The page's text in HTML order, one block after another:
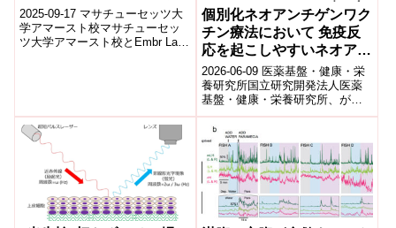
ほてりを確実に予測可能に
(Hot Flashes Can Be
Reliably Predicted by an
2025-09-17 マサチューセッツ大
学アマースト校マサチューセッ
ツ大学アマースト校とEmbr Labs
個別化ネオアンチゲンワク
チン療法において 免疫反
応を起こしやすいネオアン
チゲンの特徴を解明
2026-06-09 医薬基盤・健康・栄
養研究所国立研究開発法人医薬
基盤・健康・栄養研究所、がん
研究会、福岡がん総合クリニッ
クの共同研究グループは、個別
化ネオア...